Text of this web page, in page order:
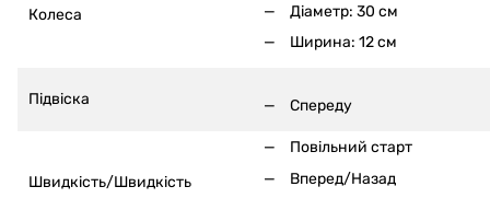
Колеса
Діаметр: 30 см
Ширина: 12 см
Підвіска Спереду
Швидкість/Швидкість
Повільний старт
Вперед/Назад